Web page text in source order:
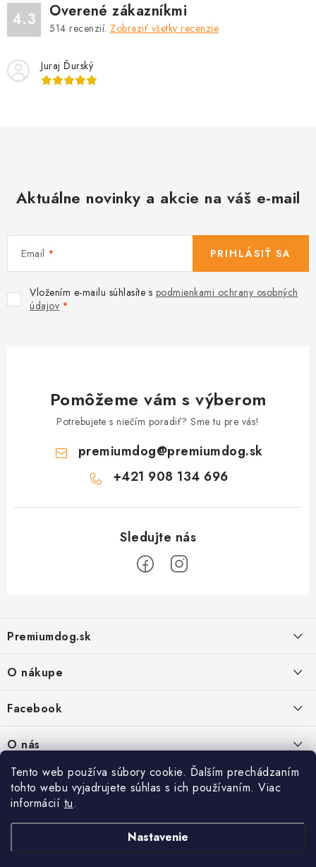
Tento web používa súbory cookie. Ďalším prechádzaním
tohto webu vyjadrujete súhlas s ich používaním. Viac
informácií tu.
Nastavenie
4.3 Overené zákazníkmi
514 recenzií. Zobraziť všetky recenzie
Juraj Ďurský
Aktuálne novinky a akcie na váš e-mail
Email
Vložením e-mailu súhlasíte s podmienkami ochrany osobných
údajov
PRIHLÁSIŤ SA
Pomôžeme vám s výberom
Potrebujete s niečím poradiť? Sme tu pre vás!
premiumdog@premiumdog.sk
+421 908 134 696
p
ä
Premiumdog.sk
PREDAJŇA:
Petőfiho 65
Štúrovo 943 01
Po-Pia - 8:00-18:00
O nákupe
Ochrana osobných údajov
Vrátanie tovaru
Reklamácie
Facebook
O nás
Kontakty
Prečo nakúpiť u nás
Predajňa